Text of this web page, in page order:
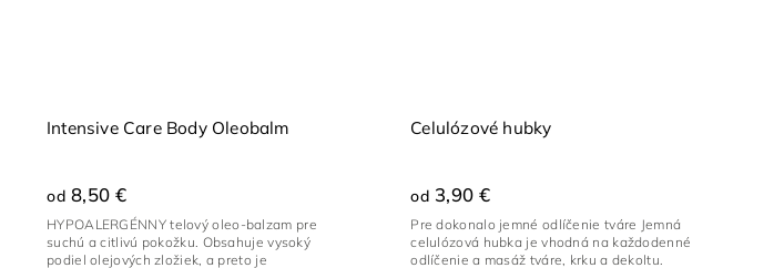
Intensive Care Body Oleobalm
od 8,50 €
HYPOALERGÉNNY telový oleo-balzam pre
suchú a citlivú pokožku. Obsahuje vysoký
podiel olejových zložiek, a preto je
Celulózové hubky
od 3,90 €
Pre dokonalo jemné odlíčenie tváre Jemná
celulózová hubka je vhodná na každodenné
odlíčenie a masáž tváre, krku a dekoltu.